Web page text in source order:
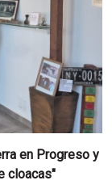
en Progreso y
cloacas"